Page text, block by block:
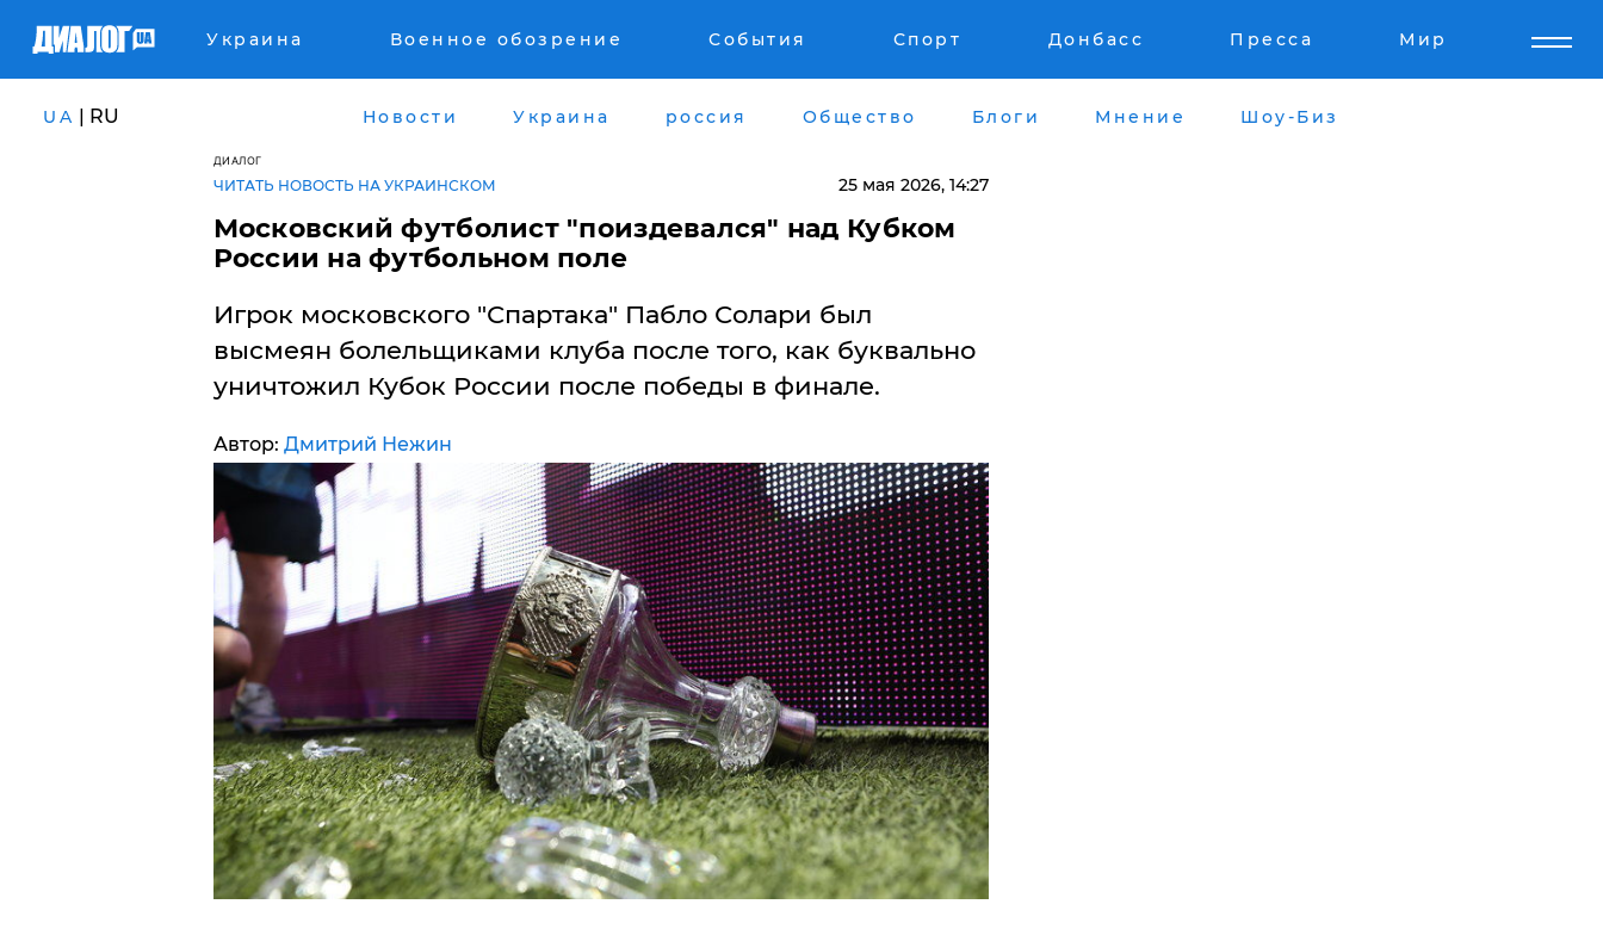
Украина Военное обозрение События Спорт Донбасс Пресса Мир
UA | RU Новости Украина россия Общество Блоги Мнение Шоу-Биз
ДИАЛОГ
ЧИТАТЬ НОВОСТЬ НА УКРАИНСКОМ 25 мая 2026, 14:27
Московский футболист "поиздевался" над Кубком
России на футбольном поле
Игрок московского "Спартака" Пабло Солари был
высмеян болельщиками клуба после того, как буквально
уничтожил Кубок России после победы в финале.
Автор: Дмитрий Нежин